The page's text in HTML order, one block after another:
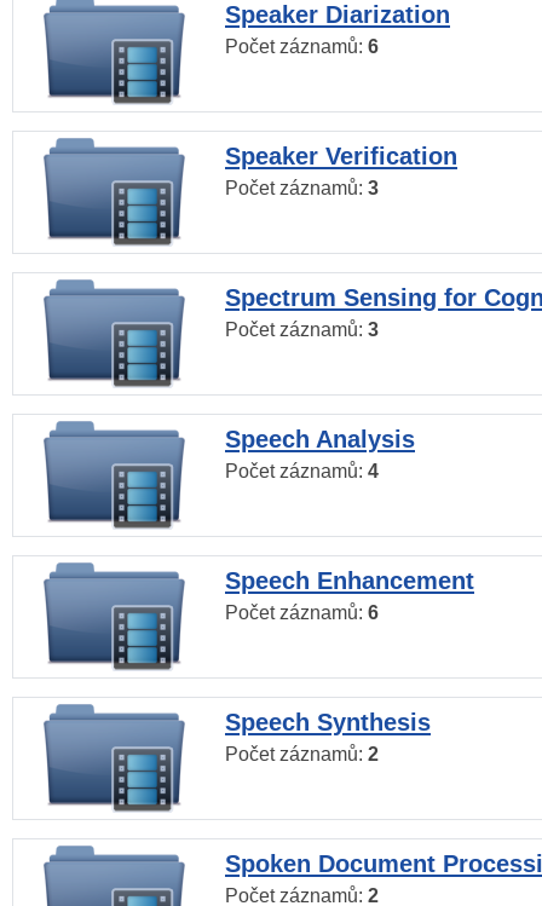
Speaker Diarization
Počet záznamů: 6
Speaker Verification
Počet záznamů: 3
Spectrum Sensing for
Počet záznamů: 3
Speech Analysis
Počet záznamů: 4
Speech Enhancement
Počet záznamů: 6
Speech Synthesis
Počet záznamů: 2
Spoken Document
Počet záznamů: 2